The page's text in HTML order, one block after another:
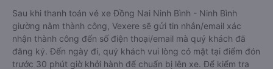
Sau khi thanh toán vé xe Đồng Nai Ninh Bình - Ninh Bình
giường nằm thành công, Vexere sẽ gửi tin nhắn/email xác
nhận thành công đến số điện thoại/email mà quý khách đã
đăng ký. Đến ngày đi, quý khách vui lòng có mặt tại điểm đón
trước 30 phút giờ khởi hành để chuẩn bị lên xe. Để kiểm tra